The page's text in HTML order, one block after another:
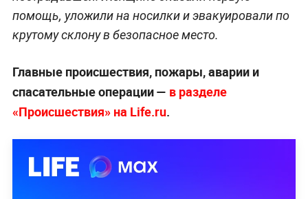
помощь, уложили на носилки и эвакуировали по
крутому склону в безопасное место.
Главные происшествия, пожары, аварии и
спасательные операции — в разделе
«Происшествия» на Life.ru.